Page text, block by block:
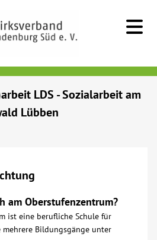
LDS - Sozialarbeit am
Lübben
am Oberstufenzentrum?
ist eine berufliche Schule für
mehrere Bildungsgänge unter